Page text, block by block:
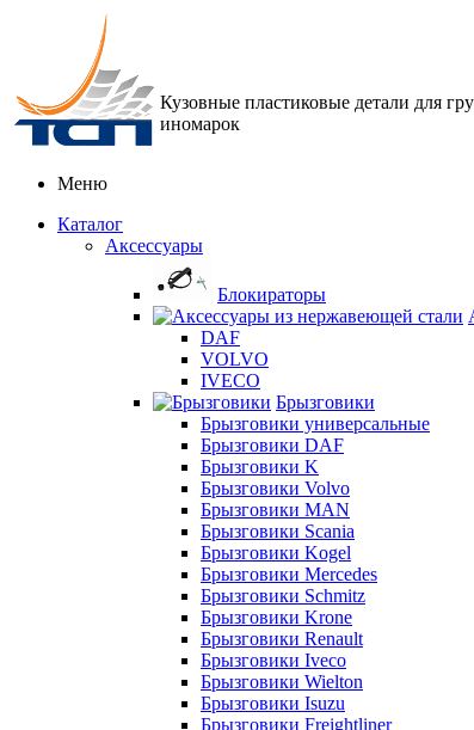
Кузовные пластиковые детали для
иномарок
Меню
Каталог
Аксессуары
Блокираторы
DAF
VOLVO
IVECO
Брызговики
Брызговики универсальные
Брызговики DAF
Брызговики K
Брызговики Volvo
Брызговики MAN
Брызговики Scania
Брызговики Kogel
Брызговики Mercedes
Брызговики Schmitz
Брызговики Krone
Брызговики Renault
Брызговики Iveco
Брызговики Wielton
Брызговики Isuzu
Брызговики Freightliner